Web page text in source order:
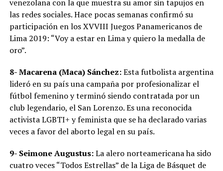
venezolana con la que muestra su amor sin tapujos en
las redes sociales. Hace pocas semanas confirmó su
participación en los XVVIII Juegos Panamericanos de
Lima 2019: “Voy a estar en Lima y quiero la medalla de
oro”.
8- Macarena (Maca) Sánchez:Esta futbolista argentina
lideró en su país una campaña por profesionalizar el
fútbol femenino y terminó siendo contratada por un
club legendario, el San Lorenzo. Es una reconocida
activista LGBTI+ y feminista que se ha declarado varias
veces a favor del aborto legal en su país.
9- Seimone Augustus:La alero norteamericana ha sido
cuatro veces “Todos Estrellas” de la Liga de Básquet de